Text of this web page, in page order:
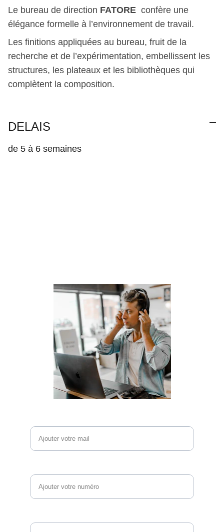
Le bureau de direction FATORE confère une
élégance formelle à l’environnement de travail.
Les finitions appliquées au bureau, fruit de la
recherche et de l’expérimentation, embellissent les
structures, les plateaux et les bibliothèques qui
complètent la composition.
DELAIS
de 5 à 6 semaines